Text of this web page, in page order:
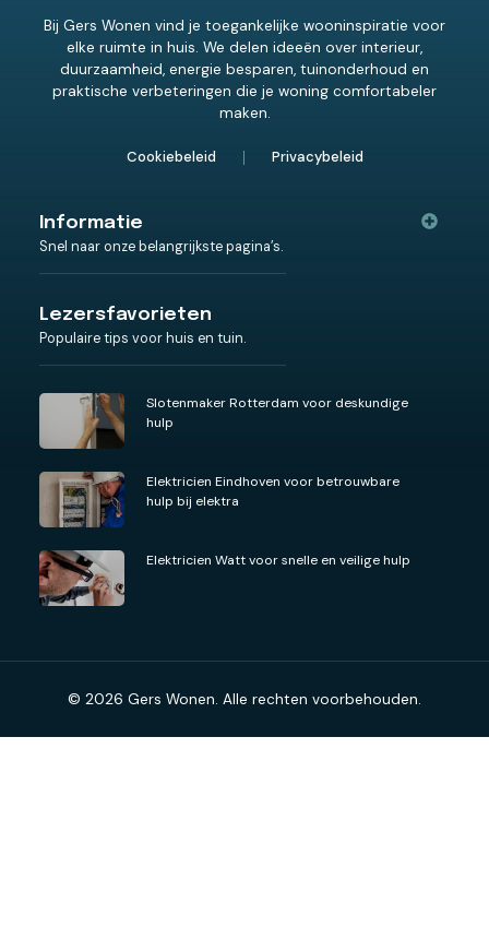
Bij Gers Wonen vind je toegankelijke wooninspiratie voor
elke ruimte in huis. We delen ideeën over interieur,
duurzaamheid, energie besparen, tuinonderhoud en
praktische verbeteringen die je woning comfortabeler
maken.
Cookiebeleid Privacybeleid
Informatie
Snel naar onze belangrijkste pagina’s.
Lezersfavorieten
Populaire tips voor huis en tuin.
Slotenmaker Rotterdam voor deskundige
hulp
Elektricien Eindhoven voor betrouwbare
hulp bij elektra
Elektricien Watt voor snelle en veilige hulp
© 2026 Gers Wonen. Alle rechten voorbehouden.